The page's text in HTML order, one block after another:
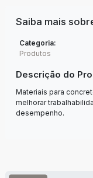
Saiba mais
Categoria:
Produtos
Descrição do
Materiais para
melhorar
desempenho.